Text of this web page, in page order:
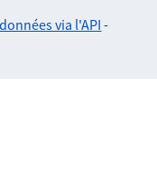
via l'API -